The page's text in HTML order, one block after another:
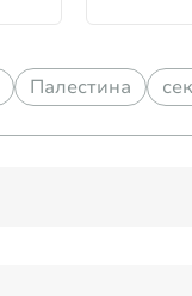
Палестина